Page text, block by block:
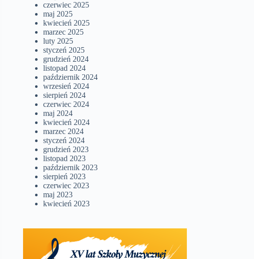
czerwiec 2025
maj 2025
kwiecień 2025
marzec 2025
luty 2025
styczeń 2025
grudzień 2024
listopad 2024
październik 2024
wrzesień 2024
sierpień 2024
czerwiec 2024
maj 2024
kwiecień 2024
marzec 2024
styczeń 2024
grudzień 2023
listopad 2023
październik 2023
sierpień 2023
czerwiec 2023
maj 2023
kwiecień 2023